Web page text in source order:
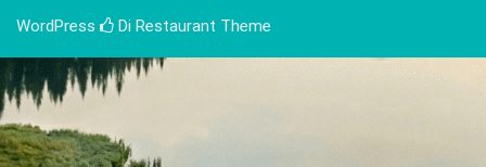
WordPress
Di Restaurant Theme